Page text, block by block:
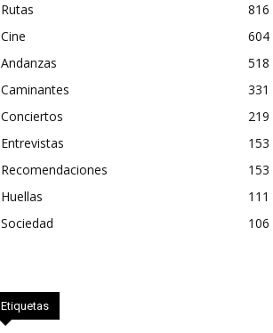
Rutas
816
Cine
604
Andanzas
518
Caminantes
331
Conciertos
219
Entrevistas
153
Recomendaciones
153
Huellas
111
Sociedad
106
Etiquetas